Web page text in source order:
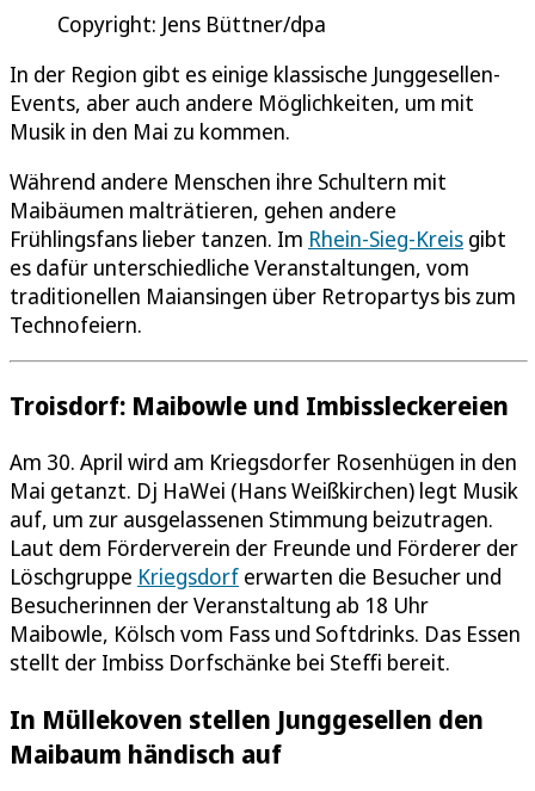
Copyright: Jens Büttner/dpa
In der Region gibt es einige klassische Junggesellen-
Events, aber auch andere Möglichkeiten, um mit
Musik in den Mai zu kommen.
Während andere Menschen ihre Schultern mit
Maibäumen malträtieren, gehen andere
Frühlingsfans lieber tanzen. Im Rhein-Sieg-Kreis gibt
es dafür unterschiedliche Veranstaltungen, vom
traditionellen Maiansingen über Retropartys bis zum
Technofeiern.
Troisdorf: Maibowle und Imbissleckereien
Am 30. April wird am Kriegsdorfer Rosenhügen in den
Mai getanzt. Dj HaWei (Hans Weißkirchen) legt Musik
auf, um zur ausgelassenen Stimmung beizutragen.
Laut dem Förderverein der Freunde und Förderer der
Löschgruppe Kriegsdorf erwarten die Besucher und
Besucherinnen der Veranstaltung ab 18 Uhr
Maibowle, Kölsch vom Fass und Softdrinks. Das Essen
stellt der Imbiss Dorfschänke bei Steffi bereit.
In Müllekoven stellen Junggesellen den
Maibaum händisch auf